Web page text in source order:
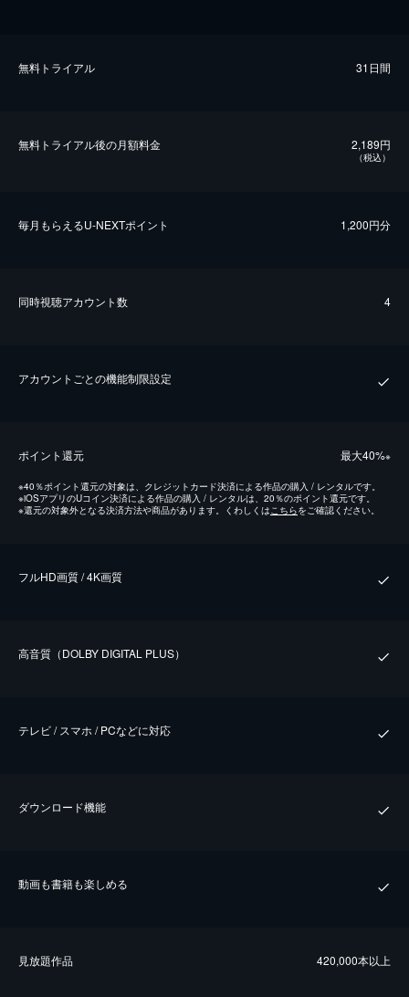
無料トライアル 31日間
無料トライアル後の⽉額料金 2,189円
（税込）
毎⽉もらえるU-NEXTポイント 1,200円分
同時視聴アカウント数 4
アカウントごとの機能制限設定
ポイント還元 最⼤40%※
※40％ポイント還元の対象は、クレジットカード決済による作品の購入 / レンタルです。
※iOSアプリのUコイン決済による作品の購入 / レンタルは、20％のポイント還元です。
※還元の対象外となる決済方法や商品があります。くわしくはこちらをご確認ください。
フルHD画質 / 4K画質
⾼⾳質（DOLBY DIGITAL PLUS）
テレビ / スマホ / PCなどに対応
ダウンロード機能
動画も書籍も楽しめる
⾒放題作品 420,000本以上